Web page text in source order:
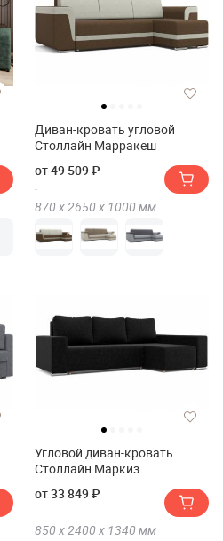
Диван-кровать угловой
Столлайн Марракеш
от 49 509 ₽
870 х2650 х 1000 мм
Угловой диван-кровать
Столлайн Маркиз
от 33 849 ₽
850 х 2400 х 1340 мм